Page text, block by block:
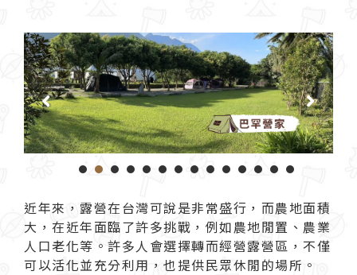
1 2 3 4 5 6
近年來， 露營在台灣可說是非常盛行，而農地面積
大，在近年面臨了許多挑戰，例如農地閒置、農業
人口老化等。許多人會選擇轉而經營露營區 ，不僅
可以活化並充分利用，也提供民眾休閒的場所。